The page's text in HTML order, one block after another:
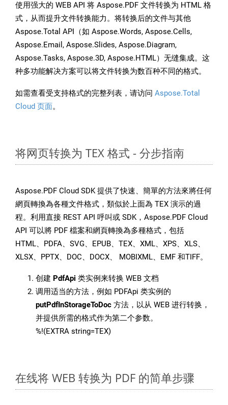
使用强大的 WEB API 将 Aspose.PDF 文件转换为 HTML 格
式，从而提升文件转换能力。将转换后的文件与其他
Aspose.Total API（如 Aspose.Words, Aspose.Cells,
Aspose.Email, Aspose.Slides, Aspose.Diagram,
Aspose.Tasks, Aspose.3D, Aspose.HTML）无缝集成。这
种多功能解决方案可以将文件转换为数百种不同的格式。
如需查看受支持格式的完整列表，请访问 Aspose.Total
Cloud 页面。
将网页转换为 TEX 格式 - 分步指南
Aspose.PDF Cloud SDK 提供了快速、簡單的方法來將任何
網頁轉換為各種文件格式，類似於上面為 TEX 演示的過
程。利用直接 REST API 呼叫或 SDK，Aspose.PDF Cloud
API 可以將 PDF 檔案和網頁轉換為多種格式，包括
HTML、PDFA、SVG、EPUB、TEX、XML、XPS、XLS、
XLSX、PPTX、DOC、DOCX、 MOBIXML、EMF 和TIFF。
创建 PdfApi 类实例来转换 WEB 文档
调用适当的方法，例如 PDFApi 类实例的
putPdfInStorageToDoc 方法，以从 WEB 进行转换，
并提供所需的格式作为第二个参数。
%!(EXTRA string=TEX)
在线将 WEB 转换为 PDF 的简单步骤